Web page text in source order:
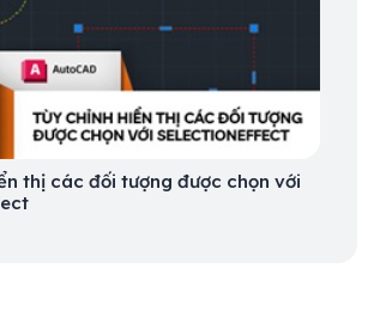
thị các đối tượng được chọn với